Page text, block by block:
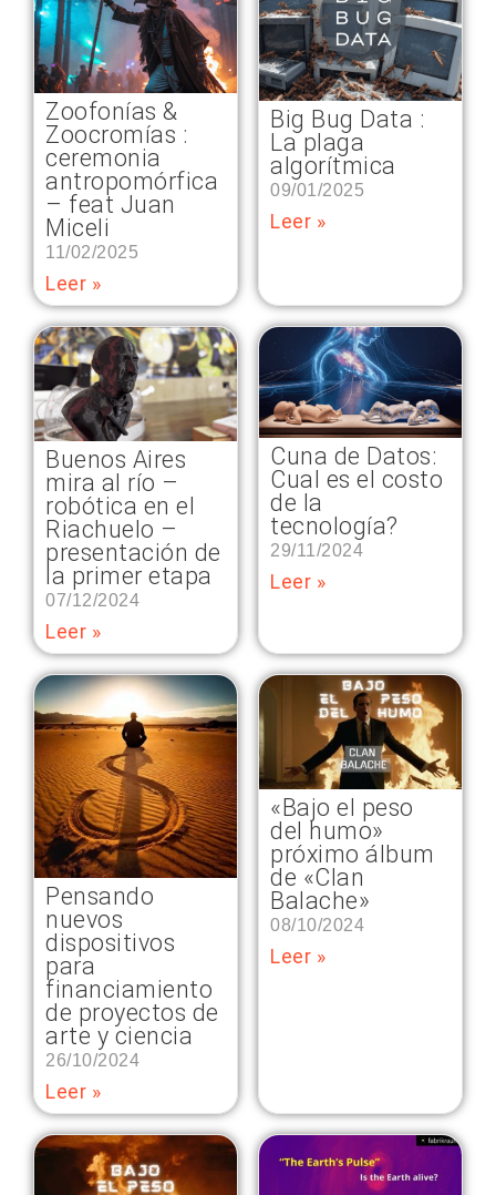
Zoofonías &
Zoocromías :
ceremonia
antropomórfica
– feat Juan
Miceli
11/02/2025
Leer »
Big Bug Data :
La plaga
algorítmica
09/01/2025
Leer »
Buenos Aires
mira al río –
robótica en el
Riachuelo –
presentación de
la primer etapa
07/12/2024
Leer »
Cuna de Datos:
Cual es el costo
de la
tecnología?
29/11/2024
Leer »
Pensando
nuevos
dispositivos
para
financiamiento
de proyectos de
arte y ciencia
26/10/2024
Leer »
«Bajo el peso
del humo»
próximo álbum
de «Clan
Balache»
08/10/2024
Leer »